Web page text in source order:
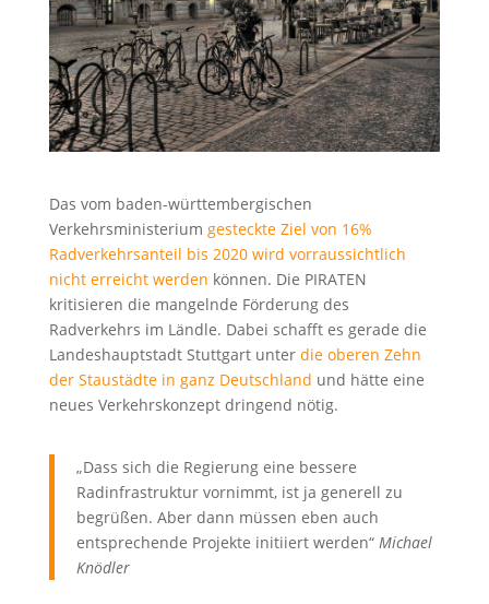
Das vom baden-württembergischen
Verkehrsministerium gesteckte Ziel von 16%
Radverkehrsanteil bis 2020 wird vorraussichtlich
nicht erreicht werden können. Die PIRATEN
kritisieren die mangelnde Förderung des
Radverkehrs im Ländle. Dabei schafft es gerade die
Landeshauptstadt Stuttgart unter die oberen Zehn
der Staustädte in ganz Deutschland und hätte eine
neues Verkehrskonzept dringend nötig.
„Dass sich die Regierung eine bessere
Radinfrastruktur vornimmt, ist ja generell zu
begrüßen. Aber dann müssen eben auch
entsprechende Projekte initiiert werden“ Michael
Knödler